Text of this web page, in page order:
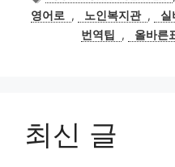
그
영어로 , 노인복지관 , 실
번역팁
, 올바른
최신 글